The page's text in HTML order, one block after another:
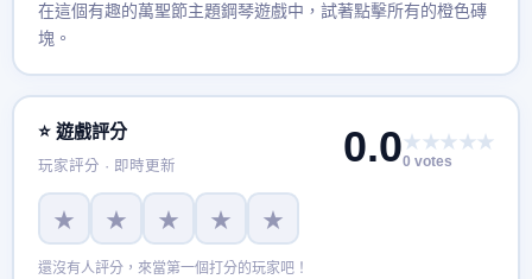
在這個有趣的萬聖節主題鋼琴遊戲中，試著點擊所有的橙色磚
塊。
⭐ 遊戲評分
玩家評分 · 即時更新 0.0★★★★★
0 votes
★ ★ ★ ★ ★
還沒有人評分，來當第一個打分的玩家吧！